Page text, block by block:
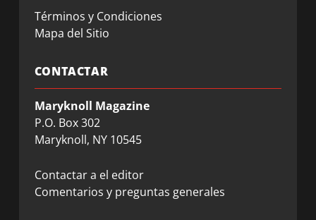
Términos y Condiciones
Mapa del Sitio
CONTACTAR
Maryknoll Magazine
P.O. Box 302
Maryknoll, NY 10545
Contactar a el editor
Comentarios y preguntas generales